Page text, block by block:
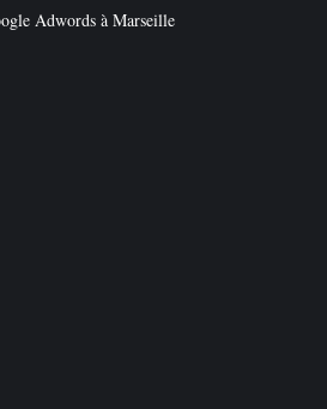
Adwords à Marseille